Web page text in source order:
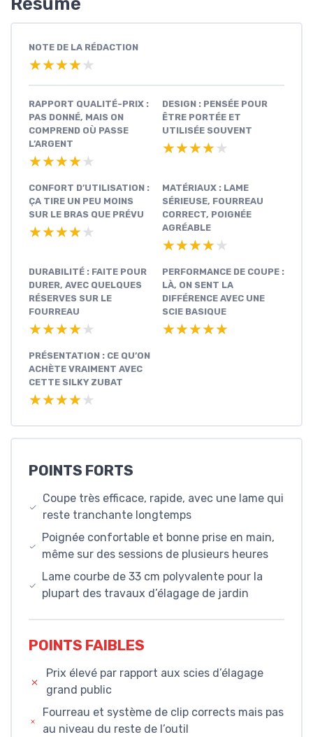
NOTE DE LA RÉDACTION
★★★★★
★★★★★
RAPPORT QUALITÉ-PRIX :
PAS DONNÉ, MAIS ON
COMPREND OÙ PASSE
L’ARGENT
★★★★★
★★★★★
DESIGN : PENSÉE POUR
ÊTRE PORTÉE ET
UTILISÉE SOUVENT
★★★★★
★★★★★
CONFORT D’UTILISATION :
ÇA TIRE UN PEU MOINS
SUR LE BRAS QUE PRÉVU
★★★★★
★★★★★
MATÉRIAUX : LAME
SÉRIEUSE, FOURREAU
CORRECT, POIGNÉE
AGRÉABLE
★★★★★
★★★★★
DURABILITÉ : FAITE POUR
DURER, AVEC QUELQUES
RÉSERVES SUR LE
FOURREAU
★★★★★
★★★★★
PERFORMANCE DE COUPE :
LÀ, ON SENT LA
DIFFÉRENCE AVEC UNE
SCIE BASIQUE
★★★★★
★★★★★
PRÉSENTATION : CE QU’ON
ACHÈTE VRAIMENT AVEC
CETTE SILKY ZUBAT
★★★★★
★★★★★
POINTS FORTS
Coupe très efficace, rapide, avec une lame qui
reste tranchante longtemps
Poignée confortable et bonne prise en main,
même sur des sessions de plusieurs heures
Lame courbe de 33 cm polyvalente pour la
plupart des travaux d’élagage de jardin
POINTS FAIBLES
Prix élevé par rapport aux scies d’élagage
grand public
Fourreau et système de clip corrects mais pas
au niveau du reste de l’outil